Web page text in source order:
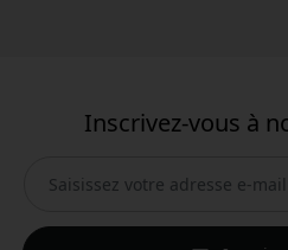
Inscrivez-vous à